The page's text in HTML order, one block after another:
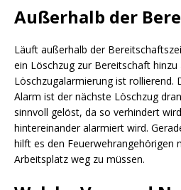
Außerhalb der
Läuft außerhalb der
ein Löschzug zur Bereitschaft hinzu
Löschzugalarmierung ist rollierend.
Alarm ist der nächste Löschzug
sinnvoll gelöst, da so verhindert
hintereinander alarmiert wird.
hilft es den Feuerwehrangehörigen
Arbeitsplatz weg zu müssen.